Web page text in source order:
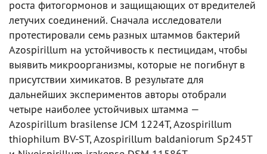
роста фитогормонов и защищающих от вредителей
летучих соединений. Сначала исследователи
протестировали семь разных штаммов бактерий
Azospirillum на устойчивость к пестицидам, чтобы
выявить микроорганизмы, которые не погибнут в
присутствии химикатов. В результате для
дальнейших экспериментов авторы отобрали
четыре наиболее устойчивых штамма —
Azospirillum brasilense JCM 1224T, Azospirillum
thiophilum BV-ST, Azospirillum baldaniorum Sp245T